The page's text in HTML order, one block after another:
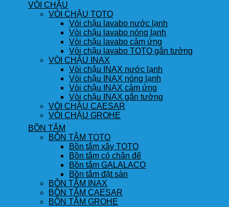
VÒI CHẬU
VÒI CHẬU TOTO
Vòi chậu lavabo nước lạnh
Vòi chậu lavabo nóng lạnh
Vòi chậu lavabo cảm ứng
Vòi chậu lavabo TOTO gắn tường
VÒI CHẬU INAX
Vòi chậu INAX nước lạnh
Vòi chậu INAX nóng lạnh
Vòi chậu INAX cảm ứng
Vòi chậu INAX gắn tường
VÒI CHẬU CAESAR
VÒI CHẬU GROHE
BỒN TẮM
BỒN TẮM TOTO
Bồn tắm xây TOTO
Bồn tắm có chân đế
Bồn tắm GALALACO
Bồn tắm đặt sàn
BỒN TẮM INAX
BỒN TẮM CAESAR
BỒN TẮM GROHE